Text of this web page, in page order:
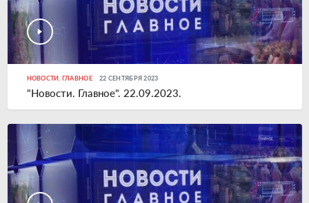
НОВОСТИ. ГЛАВНОЕ 22 СЕНТЯБРЯ 2023
"Новости. Главное". 22.09.2023.